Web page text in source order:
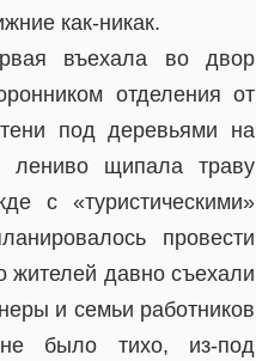
как-никак.
въехала во двор
отделения от
под деревьями на
лениво щипала траву
с «туристическими»
провести
жителей давно съехали
и семьи работников
было тихо, из-под